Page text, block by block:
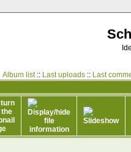
Album list:: Last uploads :: Last